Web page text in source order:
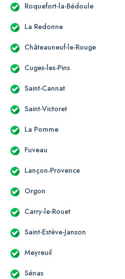
Roquefort-la-Bédoule
La Redonne
Châteauneuf-le-Rouge
Cuges-les-Pins
Saint-Cannat
Saint-Victoret
La Pomme
Fuveau
Lançon-Provence
Orgon
Carry-le-Rouet
Saint-Estève-Janson
Meyreuil
Sénas